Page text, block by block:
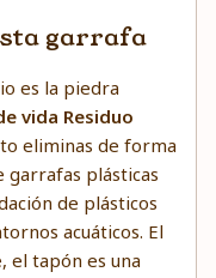
garrafa
es la piedra
vida Residuo
eliminas de forma
plásticas
de plásticos
acuáticos. El
el tapón es una